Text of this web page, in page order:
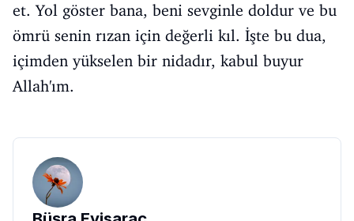
et. Yol göster bana, beni sevginle doldur ve bu
ömrü senin rızan için değerli kıl. İşte bu dua,
içimden yükselen bir nidadır, kabul buyur
Allah'ım.